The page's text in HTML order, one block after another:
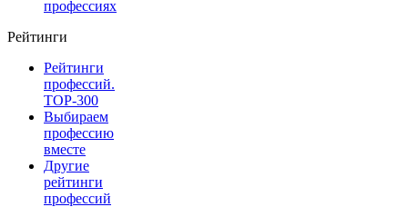
профессиях
Рейтинги
Рейтинги
профессий.
TOP-300
Выбираем
профессию
вместе
Другие
рейтинги
профессий